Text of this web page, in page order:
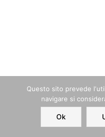
Home
Questo sito prevede
navigare si
Ok